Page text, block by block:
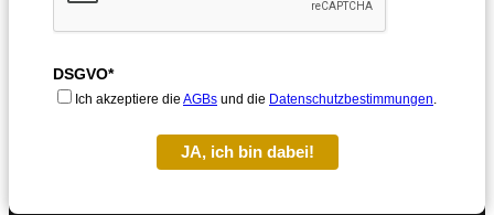
DSGVO*
Ich akzeptiere die AGBs und die Datenschutzbestimmungen.
JA, ich bin dabei!